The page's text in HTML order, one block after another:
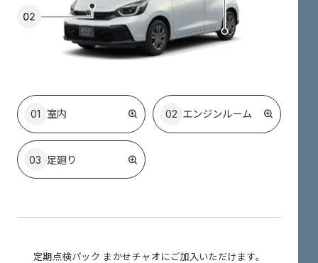
01 室内 02 エンジンルーム
03 足廻り
定期点検パック まかせチャオにご加入いただけます。